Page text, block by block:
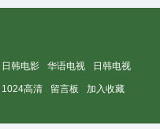
日韩电影 华语电视 日韩电视
1024高清 留言板 加入收藏